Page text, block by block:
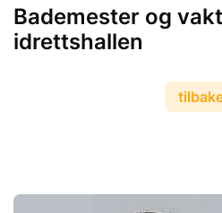
Bademester og
idrettshallen